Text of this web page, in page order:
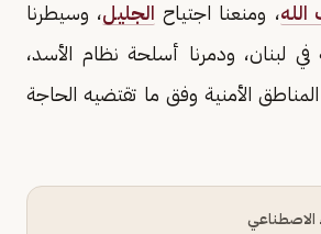
، ومنعنا اجتياح الجليل، وسيطرنا
لبنان، ودمرنا أسلحة نظام الأسد،
الأمنية وفق ما تقتضيه الحاجة
الاصطناعي